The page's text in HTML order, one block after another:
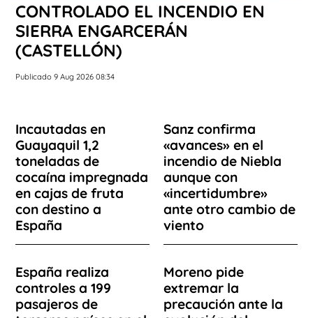
CONTROLADO EL INCENDIO EN
SIERRA ENGARCERÁN
(CASTELLÓN)
Publicado 9 Aug 2026 08:34
Incautadas en
Guayaquil 1,2
toneladas de
cocaína impregnada
en cajas de fruta
con destino a
España
Sanz confirma
«avances» en el
incendio de Niebla
aunque con
«incertidumbre»
ante otro cambio de
viento
España realiza
controles a 199
pasajeros de
Moreno pide
extremar la
precaución ante la